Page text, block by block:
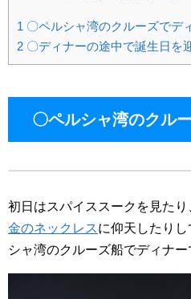
1 〇ペルシャ湾のクルーズでデ
2 〇ディナーの途中で誕生日を
〇ペルシャ湾のクル
初日はスパイススークを見たり
金のネックレスに仰天したり
シャ湾のクルーズ船でディナー